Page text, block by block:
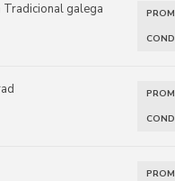
Tradicional galega